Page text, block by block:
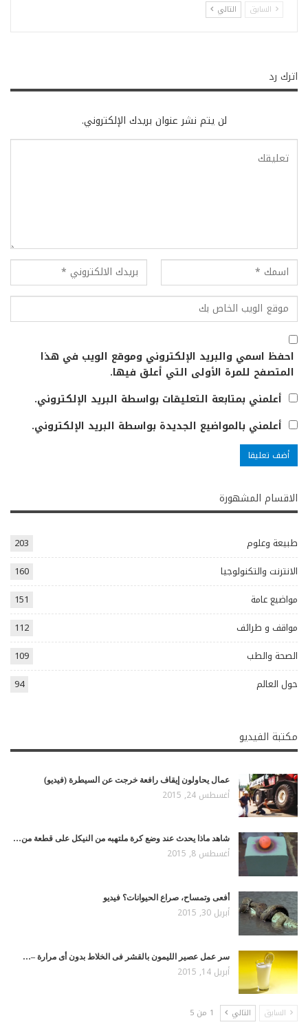
السابق التالي
اترك رد
لن يتم نشر عنوان بريدك الإلكتروني.
احفظ اسمي والبريد الإلكتروني وموقع الويب في هذا
المتصفح للمرة الأولى التي أعلق فيها.
أعلمني بمتابعة التعليقات بواسطة البريد الإلكتروني.
أعلمني بالمواضيع الجديدة بواسطة البريد الإلكتروني.
الاقسام المشهورة
طبيعة وعلوم
203
الانترنت والتكنولوجيا
160
مواضيع عامة
151
مواقف و طرائف
112
الصحة والطب
109
حول العالم
94
مكتبة الفيديو
عمال يحاولون إيقاف رافعة خرجت عن السيطرة (فيديو)
أغسطس 24, 2015
شاهد ماذا يحدث عند وضع كرة ملتهبه من النيكل على قطعة من…
أغسطس 8, 2015
أفعى وتمساح، صراع الحيوانات؟ فيديو
أبريل 30, 2015
سر عمل عصير الليمون بالقشر فى الخلاط بدون أى مرارة –…
أبريل 14, 2015
السابق التالي 1 من 5